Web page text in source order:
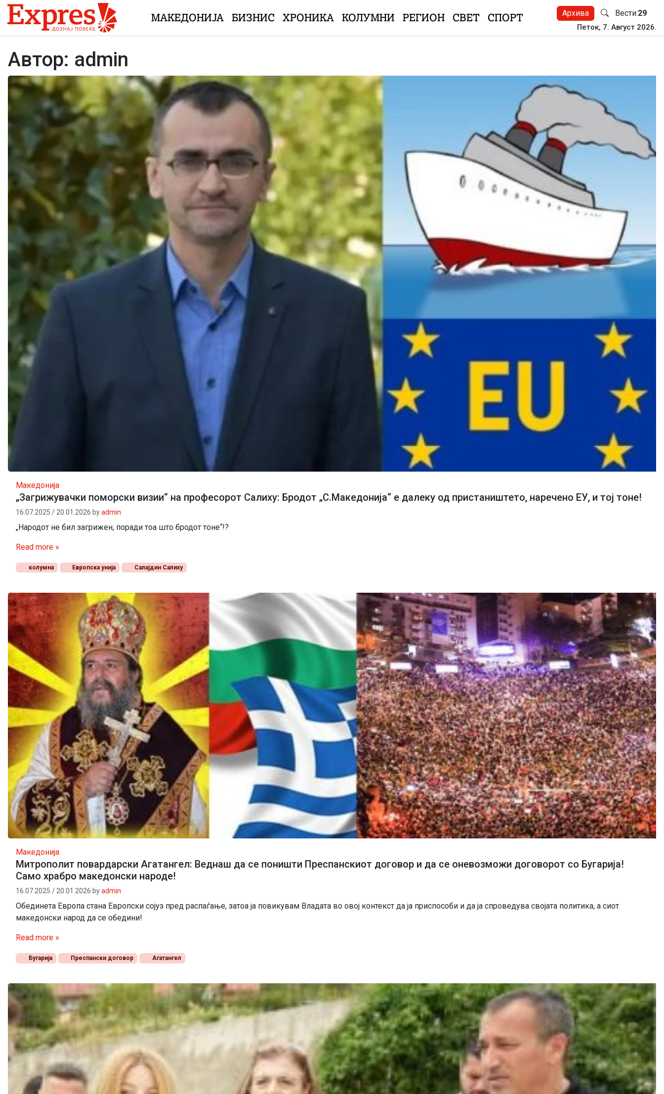
Skip to content
МАКЕДОНИЈА БИЗНИС ХРОНИКА КОЛУМНИ РЕГИОН СВЕТ СПОРТ Архива Вести:29
Петок, 7. Август 2026.
Автор: admin
Македонија
„Загрижувачки поморски визии“ на професорот Салиху: Бродот „С.Македонија“ е далеку од пристаништето, наречено ЕУ, и тој тоне!
16.07.2025 / 20.01.2026 byadmin
„Народот не бил загрижен, поради тоа што бродот тоне“!?
Read more »
колумна Европска унија Салајдин Салиху
Македонија
Митрополит повардарски Агатангел: Веднаш да се поништи Преспанскиот договор и да се оневозможи договорот со Бугарија!
Само храбро македонски народе!
16.07.2025 /20.01.2026 byadmin
Обединета Европа стана Европски сојуз пред распаѓање, затоа ја повикувам Владата во овој контекст да ја приспособи и да ја спроведува својата политика, а сиот
македонски народ да се обедини!
Read more »
Бугарија Преспански договор Агатангел